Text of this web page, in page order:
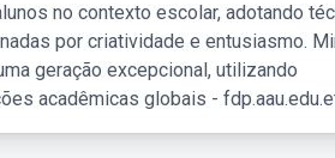
no contexto escolar, adotando
por criatividade e entusiasmo.
geração excepcional, utilizando
acadêmicas globais -